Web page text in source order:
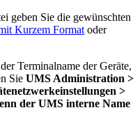
geben Sie die gewünschten
Kurzem Format oder
Terminalname der Geräte,
Sie UMS Administration >
>
der UMS interne Name